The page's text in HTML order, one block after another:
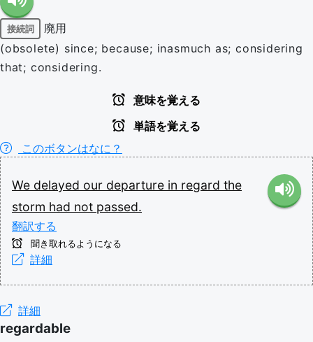
接続詞
廃用
(obsolete) since; because; inasmuch as; considering
that; considering.
意味を覚える
単語を覚える
このボタンはなに？
We delayed our departure in regard the
storm had not passed.
翻訳する
聞き取れるようになる
詳細
詳細
regardable